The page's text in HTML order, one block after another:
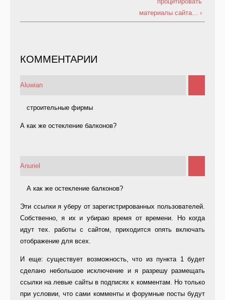
материалы сайта... ›
КОММЕНТАРИИ
Aluwian
строительные фирмы
А как же остекление балконов?
Anuriel
А как же остекление балконов?
Эти ссылки я уберу от зарегистрированных пользователей.
Собственно, я их и убираю время от времени. Но когда
идут тех. работы с сайтом, приходится опять включать
отображение для всех.
И еще: существует возможность, что из пункта 1 будет
сделано небольшое исключение и я разрешу размещать
ссылки на левые сайты в подписях к комментам. Но только
при условии, что сами комменты и форумные посты будут